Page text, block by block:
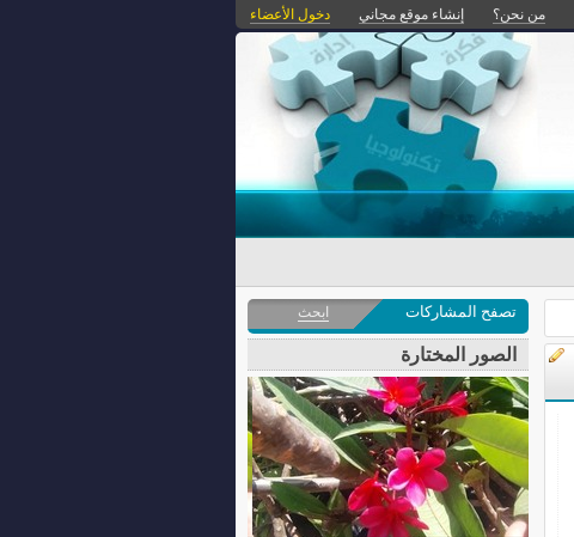
من نحن؟ إنشاء موقع مجاني دخول الأعضاء
تصفح المشاركات ابحث
الصور المختارة